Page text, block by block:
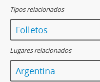
Tipos relacionados
Folletos
Lugares relacionados
Argentina